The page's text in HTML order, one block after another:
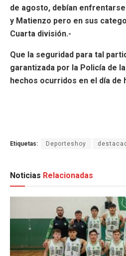
de agosto, debían
y Matienzo pero en sus
Cuarta división.-
Que la seguridad para tal
garantizada por la Policía de
hechos ocurridos en el día de
Etiquetas: Deporteshoy
Noticias Relacionadas